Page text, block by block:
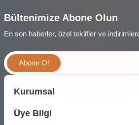
Bültenimize Abone Olun
En son haberler, özel teklifler ve
Abone Ol
Kurumsal
Üye Bilgi